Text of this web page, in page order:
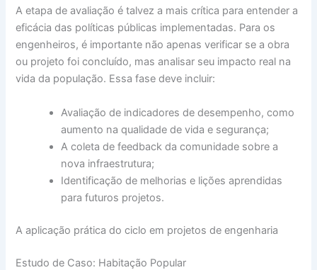
A etapa de avaliação é talvez a mais crítica para entender a
eficácia das políticas públicas implementadas. Para os
engenheiros, é importante não apenas verificar se a obra
ou projeto foi concluído, mas analisar seu impacto real na
vida da população. Essa fase deve incluir:
Avaliação de indicadores de desempenho, como
aumento na qualidade de vida e segurança;
A coleta de feedback da comunidade sobre a
nova infraestrutura;
Identificação de melhorias e lições aprendidas
para futuros projetos.
A aplicação prática do ciclo em projetos de engenharia
Estudo de Caso: Habitação Popular